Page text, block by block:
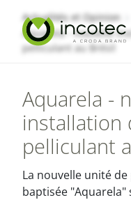
contenu
menu
Actualités et Opinion
Aquarela - nouvelle
pelliculant au Brésil
Aquarela -
installation
pelliculant
La nouvelle unité
baptisée "Aquarela"